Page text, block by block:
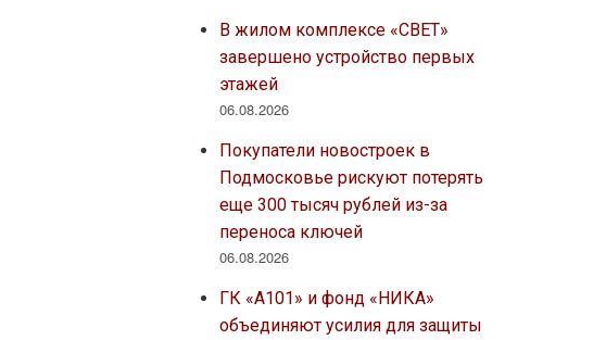
В жилом комплексе «СВЕТ»
завершено устройство первых
этажей
06.08.2026
Покупатели новостроек в
Подмосковье рискуют потерять
еще 300 тысяч рублей из-за
переноса ключей
06.08.2026
ГК «А101» и фонд «НИКА»
объединяют усилия для защиты